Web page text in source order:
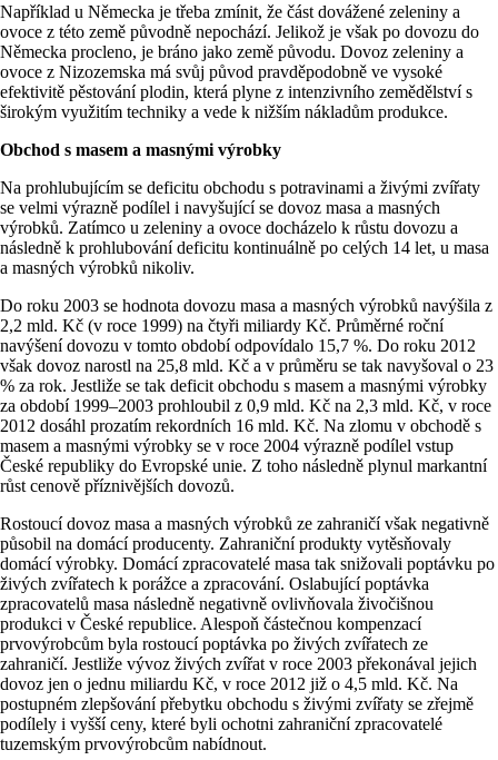
Například u Německa je třeba zmínit, že část dovážené zeleniny a
ovoce z této země původně nepochází. Jelikož je však po dovozu do
Německa procleno, je bráno jako země původu. Dovoz zeleniny a
ovoce z Nizozemska má svůj původ pravděpodobně ve vysoké
efektivitě pěstování plodin, která plyne z intenzivního zemědělství s
širokým využitím techniky a vede k nižším nákladům produkce.
Obchod s masem a masnými výrobky
Na prohlubujícím se deficitu obchodu s potravinami a živými zvířaty
se velmi výrazně podílel i navyšující se dovoz masa a masných
výrobků. Zatímco u zeleniny a ovoce docházelo k růstu dovozu a
následně k prohlubování deficitu kontinuálně po celých 14 let, u masa
a masných výrobků nikoliv.
Do roku 2003 se hodnota dovozu masa a masných výrobků navýšila z
2,2 mld. Kč (v roce 1999) na čtyři miliardy Kč. Průměrné roční
navýšení dovozu v tomto období odpovídalo 15,7 %. Do roku 2012
však dovoz narostl na 25,8 mld. Kč a v průměru se tak navyšoval o 23
% za rok. Jestliže se tak deficit obchodu s masem a masnými výrobky
za období 1999–2003 prohloubil z 0,9 mld. Kč na 2,3 mld. Kč, v roce
2012 dosáhl prozatím rekordních 16 mld. Kč. Na zlomu v obchodě s
masem a masnými výrobky se v roce 2004 výrazně podílel vstup
České republiky do Evropské unie. Z toho následně plynul markantní
růst cenově příznivějších dovozů.
Rostoucí dovoz masa a masných výrobků ze zahraničí však negativně
působil na domácí producenty. Zahraniční produkty vytěsňovaly
domácí výrobky. Domácí zpracovatelé masa tak snižovali poptávku po
živých zvířatech k porážce a zpracování. Oslabující poptávka
zpracovatelů masa následně negativně ovlivňovala živočišnou
produkci v České republice. Alespoň částečnou kompenzací
prvovýrobcům byla rostoucí poptávka po živých zvířatech ze
zahraničí. Jestliže vývoz živých zvířat v roce 2003 překonával jejich
dovoz jen o jednu mi­liardu Kč, v roce 2012 již o 4,5 mld. Kč. Na
postupném zlepšování přebytku obchodu s živými zvířaty se zřejmě
podílely i vyšší ceny, které byli ochotni zahraniční zpracovatelé
tuzemským prvovýrobcům nabídnout.